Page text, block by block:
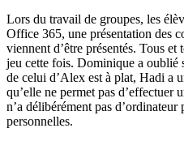
Lors du travail de groupes, les
Office 365, une présentation des
viennent d’être présentés. Tous et
jeu cette fois. Dominique a oublié
de celui d’Alex est à plat, Hadi a
qu’elle ne permet pas
n’a délibérément pas
personnelles.